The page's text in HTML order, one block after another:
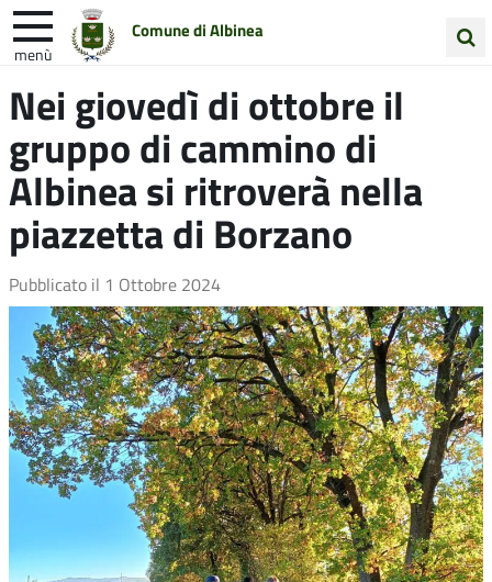
Comune di Albinea
menù
nel
sito
Entra in Comune Vivi Albinea
Unione Colline Matildiche
Nei giovedì di ottobre il
gruppo di cammino di
Albinea si ritroverà nella
piazzetta di Borzano
Pubblicato il 1 Ottobre 2024